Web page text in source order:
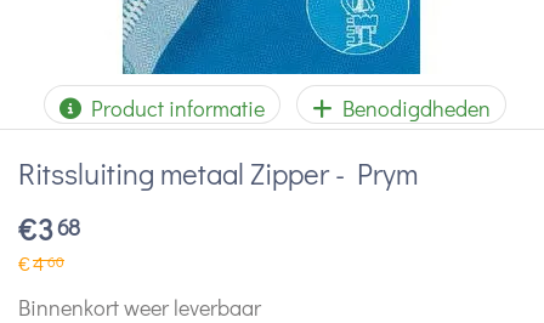
Product informatie Benodigdheden
Ritssluiting metaal Zipper - Prym
€368
€460
Binnenkort weer leverbaar